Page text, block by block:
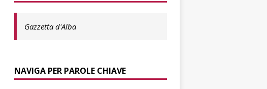
Gazzetta d'Alba
NAVIGA PER PAROLE CHIAVE